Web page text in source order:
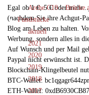
Arche C19 – Brücke
Fundstücke
aktuell
2021
2020
2019
2018
2017
Egal ob 1 €, 5 € oder
(nachdem Sie ihre Achgut-
Blog am Leben zu halten.
Werbung, sondern alles in
Auf Wunsch und per Mail
Paypal nicht erwünscht ist.
Blockchain-Klingelbeutel
BTC-Wallet:
ETH-Wallet: